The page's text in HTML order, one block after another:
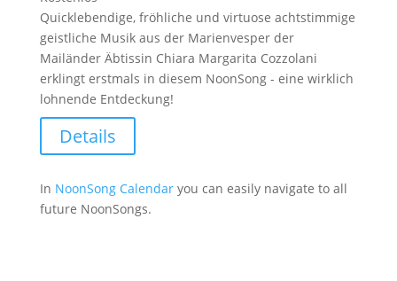
Quicklebendige, fröhliche und virtuose achtstimmige
geistliche Musik aus der Marienvesper der
Mailänder Äbtissin Chiara Margarita Cozzolani
erklingt erstmals in diesem NoonSong - eine wirklich
lohnende Entdeckung!
Details
In NoonSong Calendaryou can easily navigate to all
future NoonSongs.